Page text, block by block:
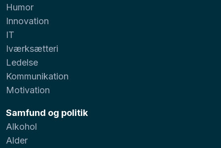
Humor
Innovation
IT
Iværksætteri
Ledelse
Kommunikation
Motivation
Samfund og politik
Alkohol
Alder